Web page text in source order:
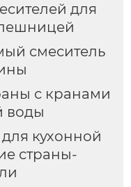
для
смеситель
с кранами
воды
кухонной
страны-